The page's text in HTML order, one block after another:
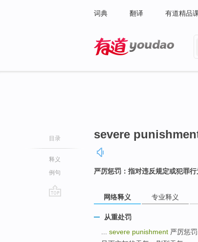
词典 翻译 有道精品
目录
释义
例句
severe
严厉惩罚：指对违反规定或犯罪行
网络释义 专业释义
从重处罚
severe punishment 严厉惩罚